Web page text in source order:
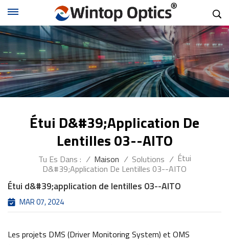
Étui D&#39;application De
Lentilles 03--AITO
Tu Es Dans : / Maison / Solutions / Étui
D&#39;application De Lentilles 03--AITO
Étui d&#39;application de lentilles 03--AITO
MAR 07, 2024
Les projets DMS (Driver Monitoring System) et OMS